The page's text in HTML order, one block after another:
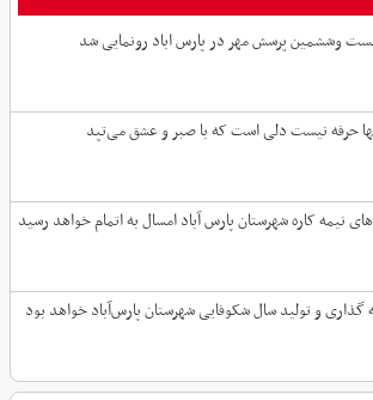
وششمین پرسش مهر در پارس اباد رونمایی شد
حرفه نیست دلی است که با صبر و عشق می‌تپد
نیمه کاره شهرستان پارس آباد امسال به اتمام خواهد رسید
گذاری و تولید سال شکوفایی شهرستان پارس‌آباد خواهد بود